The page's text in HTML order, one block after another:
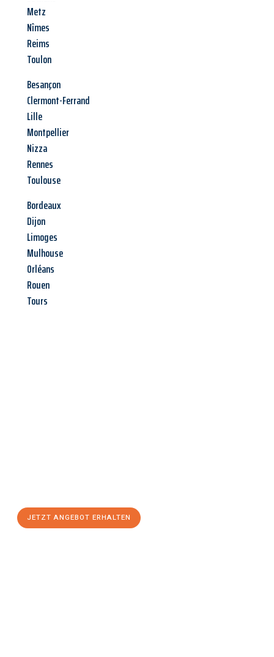
Metz
Nîmes
Reims
Toulon
Besançon
Clermont-Ferrand
Lille
Montpellier
Nizza
Rennes
Toulouse
Bordeaux
Dijon
Limoges
Mulhouse
Orléans
Rouen
Tours
JETZT ANGEBOT ERHALTEN